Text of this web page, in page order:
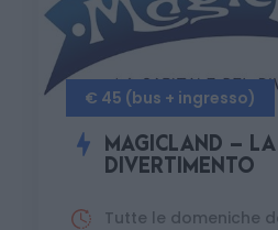
€ 45 (bus + ingresso)
MAGICLAND –
DIVERTIMENTO
Tutte le domeniche